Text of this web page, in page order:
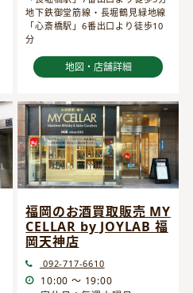
地下鉄御堂筋線・長堀鶴見緑地線
「心斎橋駅」6番出口より徒歩10
分
地図・店舗詳細
福岡のお酒買取販売 MY
CELLAR by JOYLAB 福
岡天神店
092-717-6610
10:00 ～ 19:00